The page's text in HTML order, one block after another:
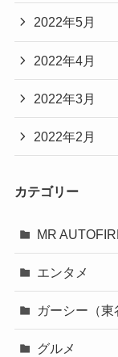
2022年5月
2022年4月
2022年3月
2022年2月
カテゴリー
MR
エンタメ
ガーシー（東
グルメ